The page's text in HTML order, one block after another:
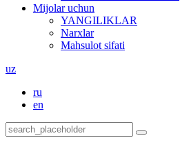
Mijolar uchun
YANGILIKLAR
Narxlar
Mahsulot sifati
uz
ru
en